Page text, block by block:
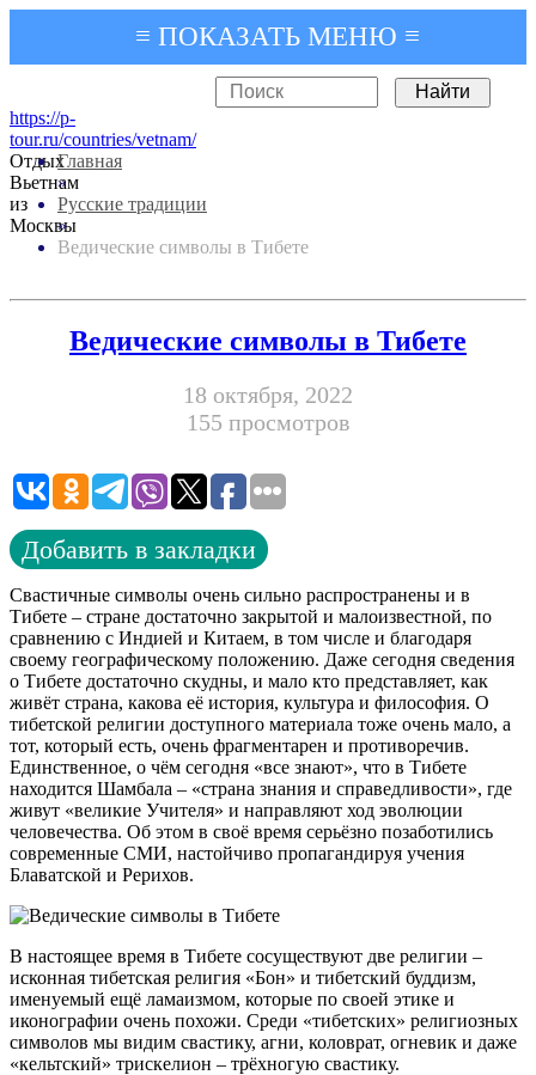
≡ ПОКАЗАТЬ МЕНЮ ≡
https://p-
tour.ru/countries/vetnam/
Отдых
Вьетнам
из
Москвы
Главная
»
Русские традиции
»
Ведические символы в Тибете
Ведические символы в Тибете
18 октября, 2022
155 просмотров
Добавить в закладки
Свастичные символы очень сильно распространены и в
Тибете – стране достаточно закрытой и малоизвестной, по
сравнению с Индией и Китаем, в том числе и благодаря
своему географическому положению. Даже сегодня сведения
о Тибете достаточно скудны, и мало кто представляет, как
живёт страна, какова её история, культура и философия. О
тибетской религии доступного материала тоже очень мало, а
тот, который есть, очень фрагментарен и противоречив.
Единственное, о чём сегодня «все знают», что в Тибете
находится Шамбала – «страна знания и справедливости», где
живут «великие Учителя» и направляют ход эволюции
человечества. Об этом в своё время серьёзно позаботились
современные СМИ, настойчиво пропагандируя учения
Блаватской и Рерихов.
В настоящее время в Тибете сосуществуют две религии –
исконная тибетская религия «Бон» и тибетский буддизм,
именуемый ещё ламаизмом, которые по своей этике и
иконографии очень похожи. Среди «тибетских» религиозных
символов мы видим свастику, агни, коловрат, огневик и даже
«кельтский» трискелион – трёхногую свастику.